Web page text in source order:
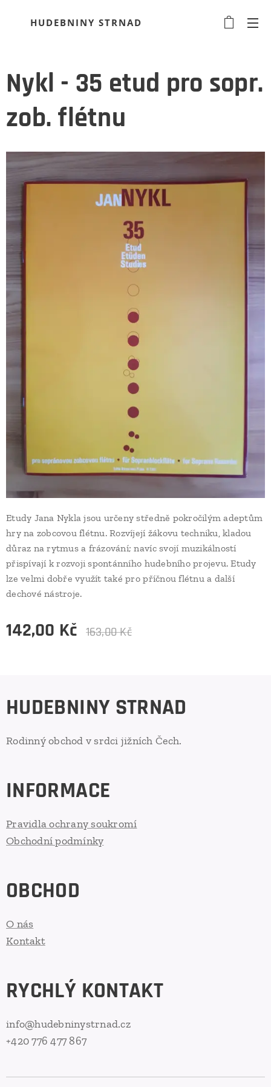
HUDEBNINY STRNAD
Nykl - 35 etud pro sopr.
zob. flétnu
Etudy Jana Nykla jsou určeny středně pokročilým adeptům
hry na zobcovou flétnu. Rozvíjejí žákovu techniku, kladou
důraz na rytmus a frázování; navíc svojí muzikálností
přispívají k rozvoji spontánního hudebního projevu. Etudy
lze velmi dobře využít také pro příčnou flétnu a další
dechové nástroje.
142,00 Kč 163,00Kč
HUDEBNINY STRNAD
Rodinný obchod v srdci jižních Čech.
INFORMACE
Pravidla ochrany soukromí
Obchodní podmínky
OBCHOD
O nás
Kontakt
RYCHLÝ KONTAKT
info@hudebninystrnad.cz
+420 776 477 867